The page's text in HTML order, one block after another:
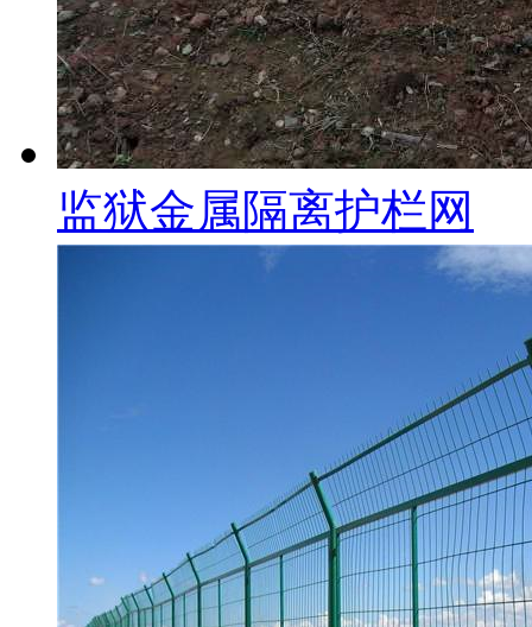
监狱金属隔离护栏网